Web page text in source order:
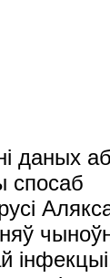
там усё ўжо распісана. Недзе штук 15 мы яшчэ атрымаем да канца года, - расказаў Аляксандр Лукашэнка. - Але пытанне не ў гэтым. Калі тут на 100 працэнтаў загружаны апараты ШВЛ, а ў суседнім раёне з 10 толькі 2, дык чаму туды на машыне хуткай дапамогі за 40 кіламетраў не перакінуць чалавека? Страху тут абсалютна ніякага няма. Гэта наша пытанне, як лячыць чалавека, таму людзі павінны разумець становішча, якое сёння складваецца". Прэзідэнт дадаў, што ў цэлым па краіне задзейнічана толькі каля 50 працэнтаў апаратаў ШВЛ, таму дадаткова закупляць гэта дарагое абсталяванне немэтазгодна. Аб лячэнні ў стацыянарах Кіраўнік дзяржавы папярэдзіў міністра аховы здароўя, што працягласць знаходжання пацыентаў у стацыянары будзе ўзята на асаблівы кантроль. "У нас выразна выбудавана сістэма. Назіраем на амбулаторным лячэнні: сімптомы, тэмпература, закашляўся, страціў смак і іншае. Шпіталізуем пры пэўных паказчыках. Лечым. Пайшла нармальная дынаміка, выздараўлівае чалавек і можна не капаць і іншае - дадому. Не трэба па 7-10 дзён трым